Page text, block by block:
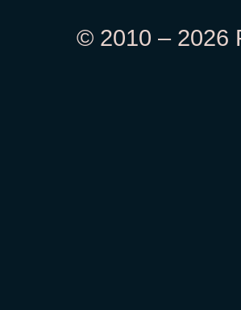
© 2010 – 2026